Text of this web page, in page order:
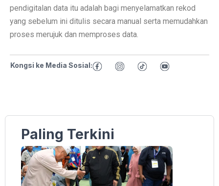
pendigitalan data itu adalah bagi menyelamatkan rekod
yang sebelum ini ditulis secara manual serta memudahkan
proses merujuk dan memproses data.
Kongsi ke Media Sosial:
Paling Terkini